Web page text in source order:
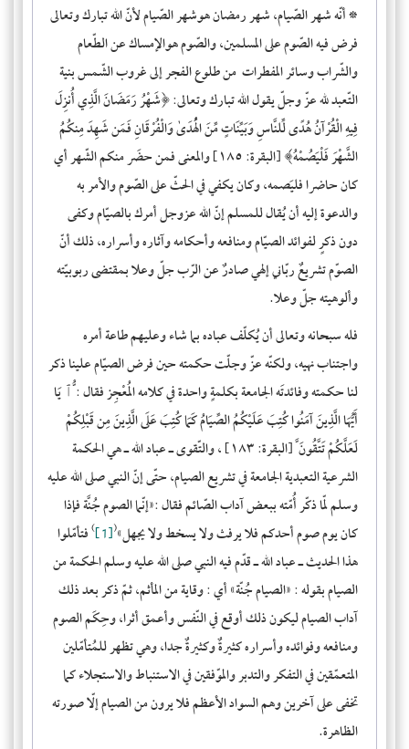
*أنّهشهر الصّيام، شهر رمضان هوشهر الصّيام لأنّ الله تبارك وتعالى
فرض فيه الصّوم على المسلمين، والصّوم هوالإمساك عن الطّعام
والشّراب وسائر المفطرات من طلوع الفجر إلى غروب الشّمس بنية
التّعبد لله عزّ وجلّ يقول الله تبارك وتعالى: ﴿شَهْرُ رَمَضَانَ الَّذِي أُنزِلَ
فِيهِ الْقُرْآنُ هُدًى لِّلنَّاسِ وَبَيِّنَاتٍ مِّنَ الْهُدَىٰ وَالْفُرْقَانِ فَمَن شَهِدَ مِنكُمُ
الشَّهْرَ فَلْيَصُمْهُ﴾ [البقرة: ١٨٥] والمعنى فمن حضَر منكم الشّهر أي
كان حاضرا فليَصمه، وكان يكفي في الحثّ على الصّوم والأمر به
والدعوة إليه أن يُقال للمسلم إنّ الله عزوجل أمرك بالصيّام وكفى
دون ذكرٍ لفوائد الصيّام ومنافعه وأحكامه وآثاره وأسراره، ذلك أنّ
الصوّم تشريعٌ ربّاني إلهي صادرٌ عن الرّب جلّ وعلا بمقتضى ربوبيّته
وألوهيته جلّ وعلا.
فله سبحانه وتعالى أن يُكلّف عباده بما شاء وعليهم طاعة أمره
واجتناب نهيه، ولكنّه عزّ وجلّت حكمته حين فرض الصيّام علينا ذكر
لنا حكمته وفائدتَه الجامعة بكلمةٍ واحدة في كلامه المُعْجِز فقال : ﱡﭐ يَا
أَيُّهَا الَّذِينَ آمَنُوا كُتِبَ عَلَيْكُمُ الصِّيَامُ كَمَا كُتِبَ عَلَى الَّذِينَ مِن قَبْلِكُمْ
لَعَلَّكُمْ تَتَّقُونَ ﱠ [البقرة: ١٨٣] ، والتّقوى ـ عباد الله ـ هي الحكمة
الشرعية التعبدية الجامعة في تشريع الصيام، حتّى إنّ النبي صلى الله عليه
وسلم لمّا ذكّر أُمّته ببعض آداب الصّائم فقال :»إنّما الصوم جُنَّة فإذا
كان يوم صوم أحدكم فلا يرفث ولا يسخط ولا يجهل»
(
[1]
)فتأمّلوا
هذا الحديث ـ عباد الله ـ قدّم فيه النبي صلى الله عليه وسلم الحكمة من
الصيام بقوله : «الصيام جُنّة» أي : وقاية من المأثم، ثمّ ذكر بعد ذلك
آداب الصيام ليكون ذلك أوقع في النّفس وأعمق أثرا، وحِكَم الصوم
ومنافعه وفوائده وأسراره كثيرةٌ وكثيرةٌ جدا، وهي تظهر للمُتأمّلين
المتعمّقين في التفكر والتدبر والموّفقين في الاستنباط والاستجلاء كما
تخفى على آخرين وهم السواد الأعظم فلا يرون من الصيام إلّا صورته
الظاهرة.